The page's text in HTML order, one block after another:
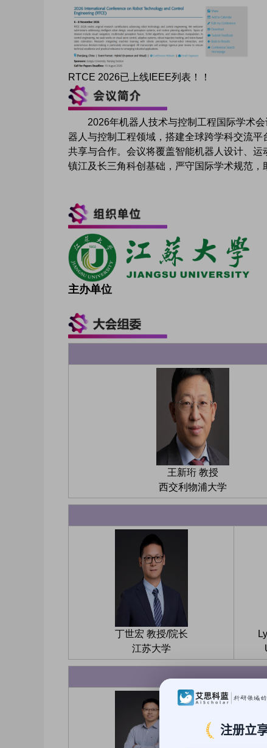
注册立
RTCE 2026已上线IEEE列表！！
2026年机器人技术与控制工程国际学术
器人与控制工程领域，搭建全球跨学科交流
共享与合作。会议将覆盖智能机器人设计、
镇江及长三角科创基础，严守国际学术规范，
主办单位
王新珩 教授
西交利物浦大学
丁世宏 教授/院长
江苏大学